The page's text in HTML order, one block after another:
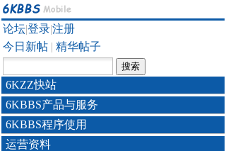
论坛|登录|注册
今日新帖 | 精华帖子
6KZZ快站
6KBBS产品与服务
6KBBS程序使用
运营资料